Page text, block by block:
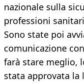
nazionale sulla
professioni
Sono state poi
comunicazione
farà stare meglio,
stata approvata la